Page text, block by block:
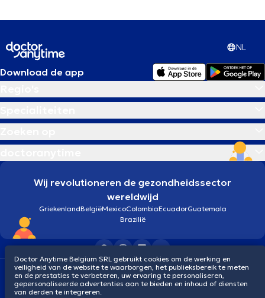
NL
Download de app
Wij revolutioneren de gezondheidssector
wereldwijd
GriekenlandBelgiëMexicoColombiaEcuadorGuatemala
Brazilië
Algemene voorwaarden CookiesPrivacybeleid
© 2026 doctoranytime
Doctor Anytime Belgium SRL gebruikt cookies om de werking en
veiligheid van de website te waarborgen, het publieksbereik te meten
en de prestaties te verbeteren, uw ervaring te personaliseren,
gepersonaliseerde advertenties aan te bieden en inhoud of diensten
van derden te integreren.